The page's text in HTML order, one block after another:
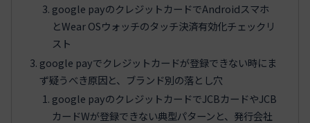
google payのクレジットカードでAndroidスマホ
とWear OSウォッチのタッチ決済有効化チェックリ
スト
google payでクレジットカードが登録できない時にま
ず疑うべき原因と、ブランド別の落とし穴
google payのクレジットカードでJCBカードやJCB
カードWが登録できない典型パターンと、発行会社